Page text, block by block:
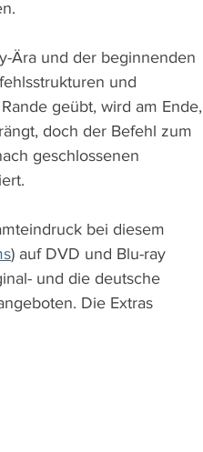
Ära und der beginnenden
und
geübt, wird am Ende,
doch der Befehl zum
geschlossenen
bei diesem
) auf DVD und Blu-ray
und die deutsche
Die Extras